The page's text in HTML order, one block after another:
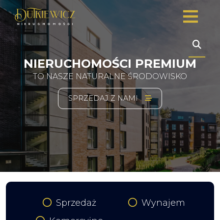
NIERUCHOMOŚCI PREMIUM
TO NASZE NATURALNE ŚRODOWISKO
SPRZEDAJ Z NAMI
Sprzedaż
Wynajem